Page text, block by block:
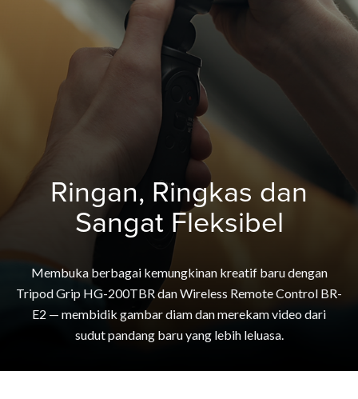
Ringan, Ringkas dan
Sangat Fleksibel
Membuka berbagai kemungkinan kreatif baru dengan
Tripod Grip HG-200TBR dan Wireless Remote Control BR-
E2 — membidik gambar diam dan merekam video dari
sudut pandang baru yang lebih leluasa.